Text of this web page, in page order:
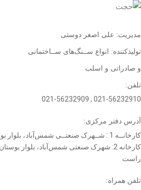
مدیریت: علی اصغر دوستی
تولیدکننده: انواع ســنگهای ســاختمانی
و صادراتی و اسلب
تلفن:
021-56232910 , 021-56232909
آدرس دفتر مرکزی:
راست
تلفن همراه: